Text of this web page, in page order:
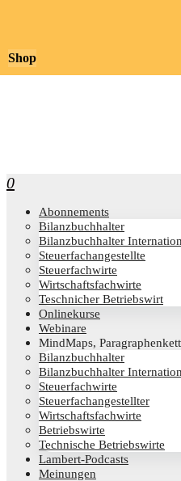
0
Abon­ne­ments
Bilanz­buch­hal­ter
Bilanz­buch­hal­ter
Steu­er­fach­an­ge­stell­te
Steu­er­fach­wir­te
Wirt­schafts­fach­wir­te
Teschni­cher Betriebswirt
Online­kur­se
Web­i­na­re
Mind­Maps,
Bilanz­buch­hal­ter
Bilanz­buch­hal­ter
Steu­er­fach­wir­te
Steu­er­fach­an­ge­stell­ter
Wirt­schafts­fach­wir­te
Betriebs­wir­te
Tech­ni­sche Betriebswirte
Lam­­bert-Pod­­casts
Mei­nun­gen
Shop